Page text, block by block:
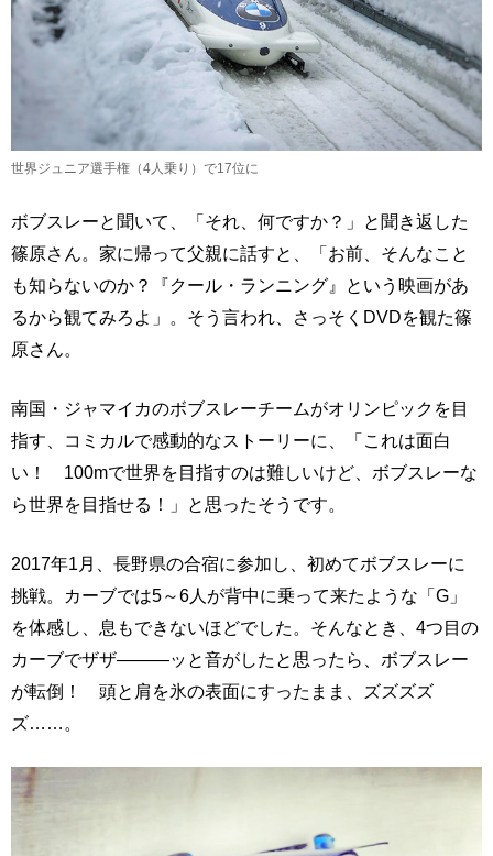
世界ジュニア選手権（4人乗り）で17位に
ボブスレーと聞いて、「それ、何ですか？」と聞き返した
篠原さん。家に帰って父親に話すと、「お前、そんなこと
も知らないのか？『クール・ランニング』という映画があ
るから観てみろよ」。そう言われ、さっそくDVDを観た篠
原さん。
南国・ジャマイカのボブスレーチームがオリンピックを目
指す、コミカルで感動的なストーリーに、「これは面白
い！ 100mで世界を目指すのは難しいけど、ボブスレーな
ら世界を目指せる！」と思ったそうです。
2017年1月、長野県の合宿に参加し、初めてボブスレーに
挑戦。カーブでは5～6人が背中に乗って来たような「G」
を体感し、息もできないほどでした。そんなとき、4つ目の
カーブでザザ―――ッと音がしたと思ったら、ボブスレー
が転倒！ 頭と肩を氷の表面にすったまま、ズズズズ
ズ……。